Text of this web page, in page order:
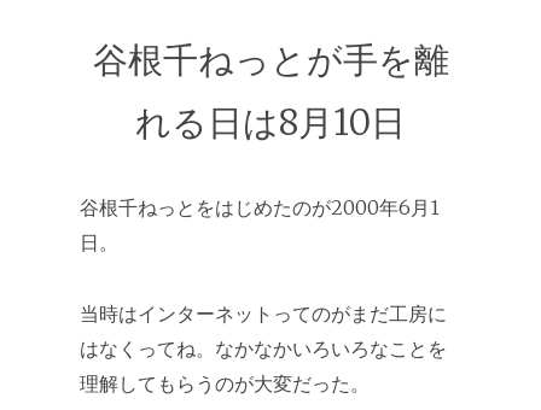
谷根千ねっとが手を離
れる日は8月10日
谷根千ねっとをはじめたのが2000年6月1
日。
当時はインターネットってのがまだ工房に
はなくってね。なかなかいろいろなことを
理解してもらうのが大変だった。